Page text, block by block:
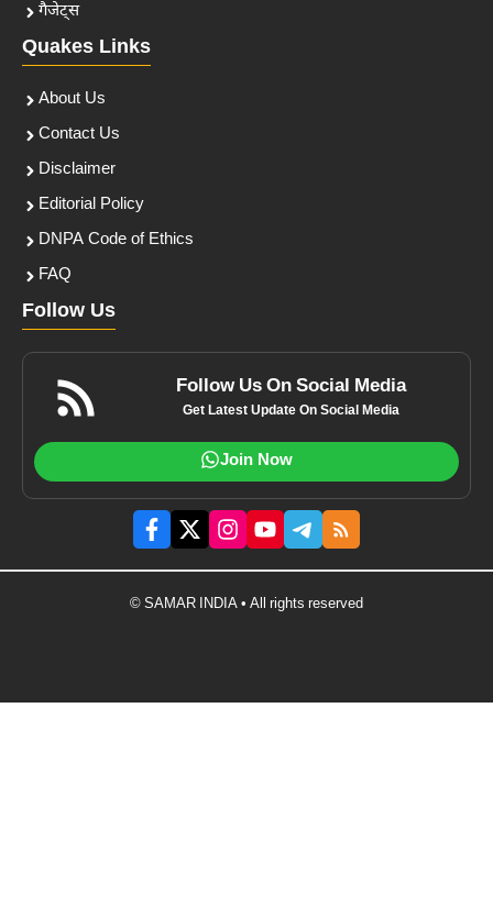
गैजेट्स
Quakes Links
About Us
Contact Us
Disclaimer
Editorial Policy
DNPA Code of Ethics
FAQ
Follow Us
Follow Us On Social Media
Get Latest Update On Social Media
Join Now
© SAMAR INDIA • All rights reserved